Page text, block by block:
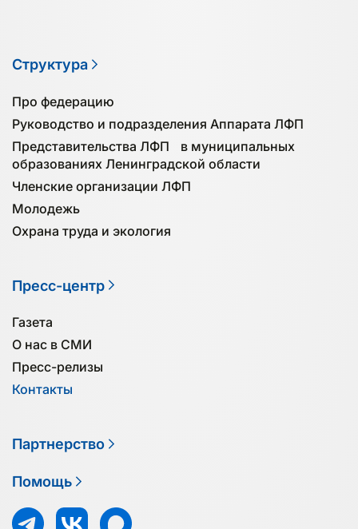
Структура
Про федерацию
Руководство и подразделения Аппарата ЛФП
Представительства ЛФП в муниципальных
образованиях Ленинградской области
Членские организации ЛФП
Молодежь
Охрана труда и экология
Пресс-центр
Газета
О нас в СМИ
Пресс-релизы
Контакты
Партнерство
Помощь